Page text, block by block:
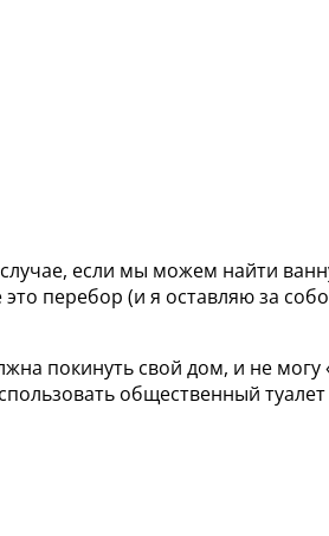
если мы можем найти
перебор (и я оставляю за
покинуть свой дом, и не
общественный